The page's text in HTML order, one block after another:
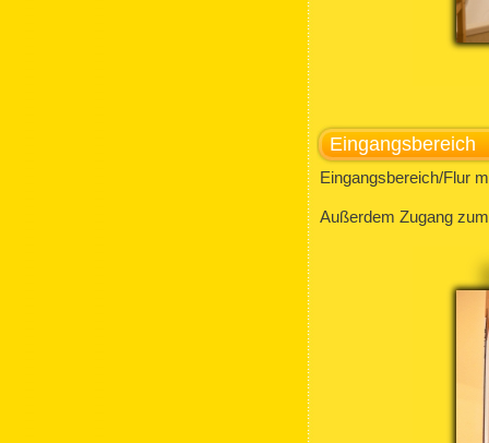
Eingangsbereich
Eingangsbereich/Flur
Außerdem Zugang